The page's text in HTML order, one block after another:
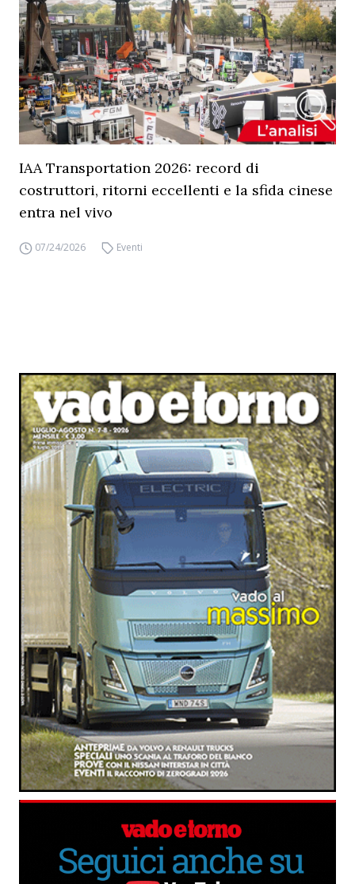
IAA Transportation 2026: record di
costruttori, ritorni eccellenti e la sfida cinese
entra nel vivo
07/24/2026 Eventi